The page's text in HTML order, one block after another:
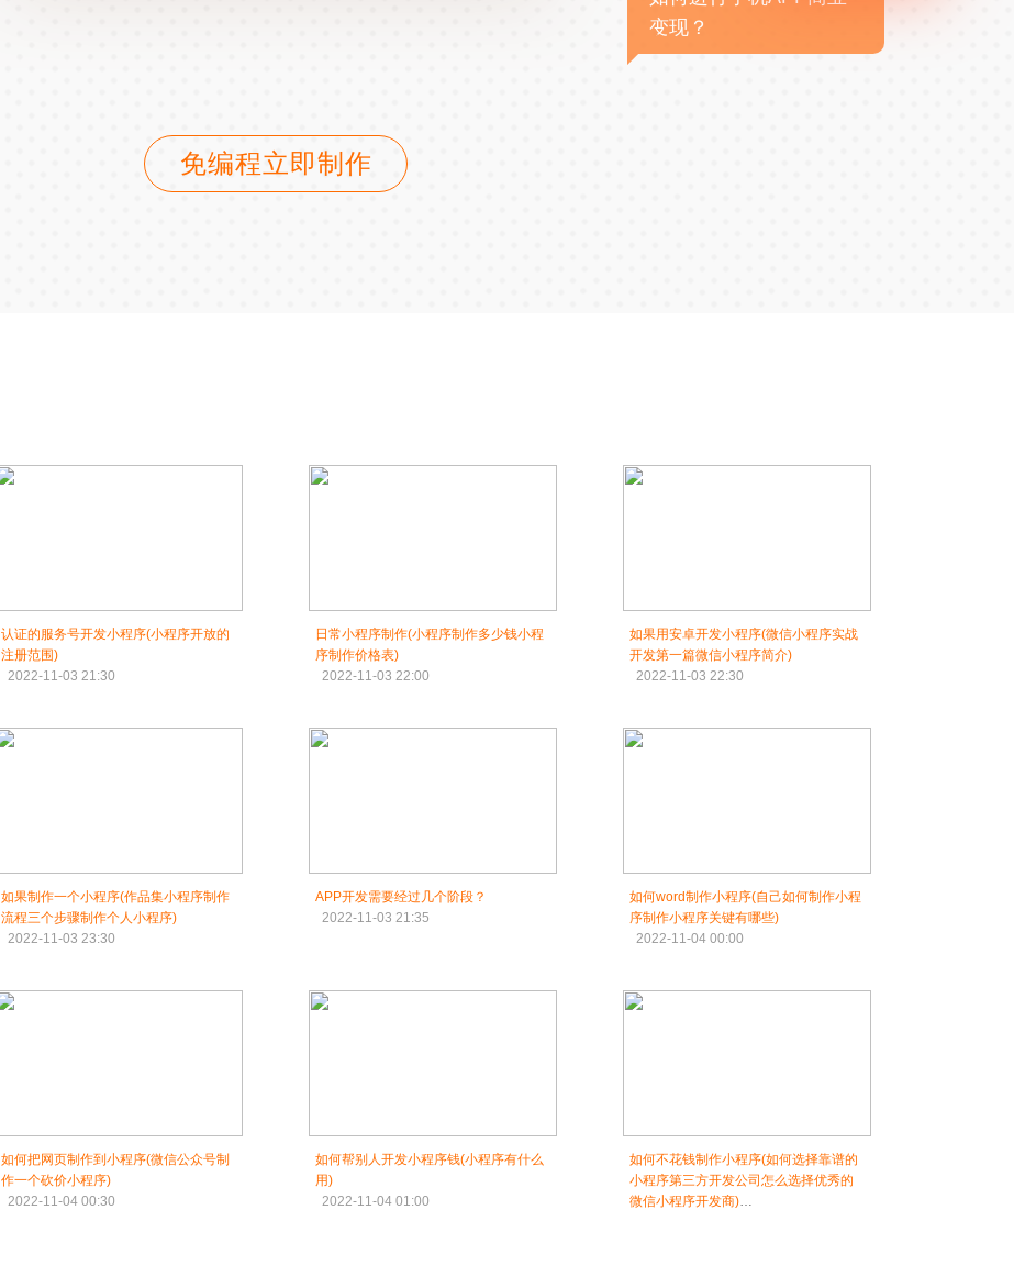
变现？
免编程立即制作
认证的服务号开发小程序(小程序开放的
注册范围)
2022-11-03 21:30
日常小程序制作(小程序制作多少钱小程
序制作价格表)
2022-11-03 22:00
如果用安卓开发小程序(微信小程序实战
开发第一篇微信小程序简介)
2022-11-03 22:30
如果制作一个小程序(作品集小程序制作
流程三个步骤制作个人小程序)
2022-11-03 23:30
APP开发需要经过几个阶段？
2022-11-03 21:35
如何word制作小程序(自己如何制作小程
序制作小程序关键有哪些)
2022-11-04 00:00
如何把网页制作到小程序(微信公众号制
作一个砍价小程序)
2022-11-04 00:30
如何帮别人开发小程序钱(小程序有什么
用)
2022-11-04 01:00
如何不花钱制作小程序(如何选择靠谱的
小程序第三方开发公司怎么选择优秀的
微信小程序开发商)